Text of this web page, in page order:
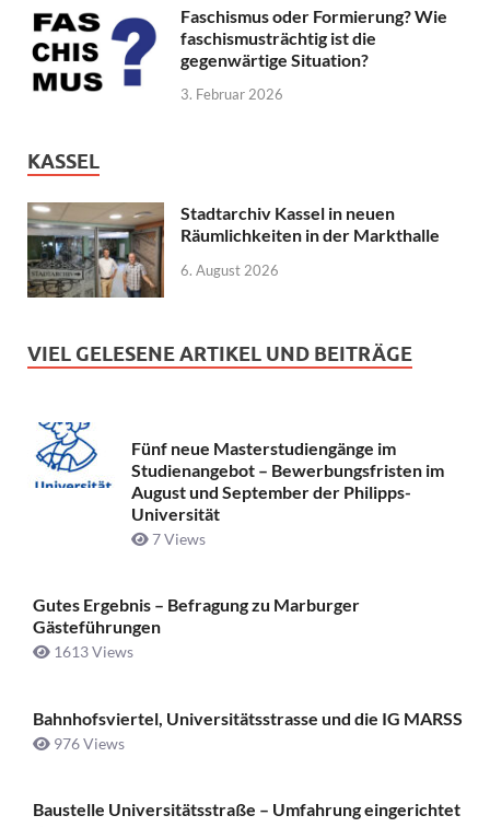
Faschismus oder Formierung? Wie
faschismusträchtig ist die
gegenwärtige Situation?
3. Februar 2026
KASSEL
Stadtarchiv Kassel in neuen
Räumlichkeiten in der Markthalle
6. August 2026
VIEL GELESENE ARTIKEL UND BEITRÄGE
Fünf neue Masterstudiengänge im
Studienangebot – Bewerbungsfristen im
August und September der Philipps-
Universität
7 Views
Gutes Ergebnis – Befragung zu Marburger
Gästeführungen
1613 Views
Bahnhofsviertel, Universitätsstrasse und die IG MARSS
976 Views
Baustelle Universitätsstraße ­– Umfahrung eingerichtet